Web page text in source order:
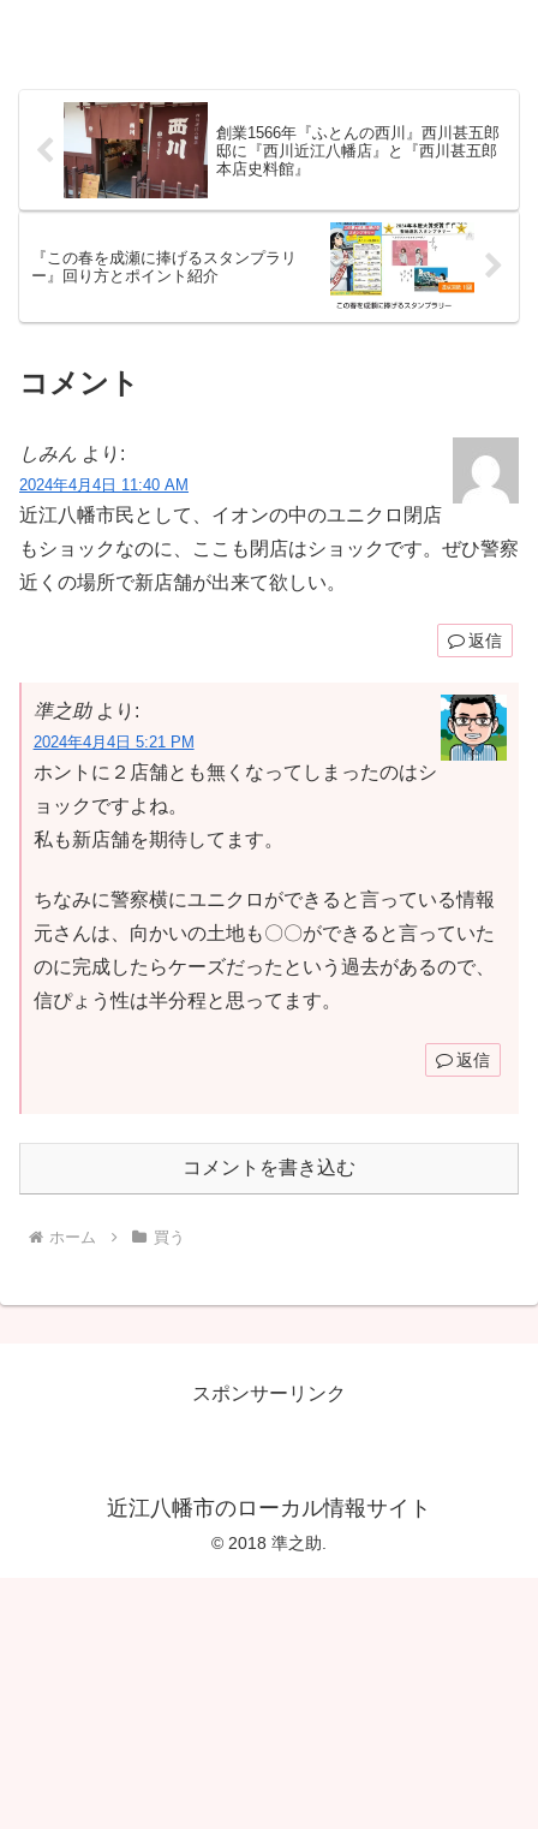
創業1566年『ふとんの西川』西川甚五郎
邸に『西川近江八幡店』と『西川甚五郎
本店史料館』
『この春を成瀬に捧げるスタンプラリ
ー』回り方とポイント紹介
コメント
しみん より:
2024年4月4日 11:40 AM
近江八幡市民として、イオンの中のユニクロ閉店
もショックなのに、ここも閉店はショックです。ぜひ警察
近くの場所で新店舗が出来て欲しい。
返信
準之助 より:
2024年4月4日 5:21 PM
ホントに２店舗とも無くなってしまったのはシ
ョックですよね。
私も新店舗を期待してます。
ちなみに警察横にユニクロができると言っている情報
元さんは、向かいの土地も〇〇ができると言っていた
のに完成したらケーズだったという過去があるので、
信ぴょう性は半分程と思ってます。
返信
コメントを書き込む
ホーム 買う
スポンサーリンク
近江八幡市のローカル情報サイト
© 2018 準之助.